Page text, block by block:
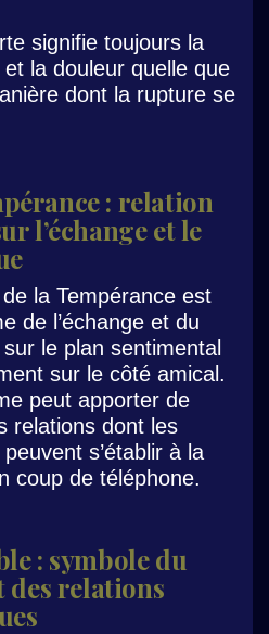
signifie toujours la
la douleur quelle que
dont la rupture se
: relation
l’échange et le
la Tempérance est
de l’échange et du
le plan sentimental
sur le côté amical.
peut apporter de
relations dont les
s’établir à la
coup de téléphone.
: symbole du
des relations